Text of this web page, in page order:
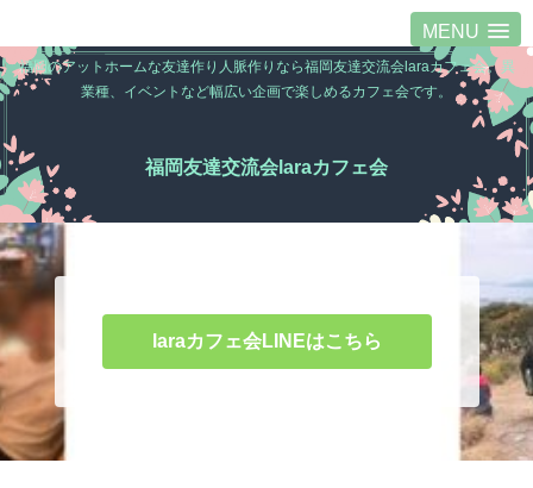
MENU
福岡のアットホームな友達作り人脈作りなら福岡友達交流会laraカフェ会。異
業種、イベントなど幅広い企画で楽しめるカフェ会です。
福岡友達交流会laraカフェ会
laraカフェ会LINEはこちら